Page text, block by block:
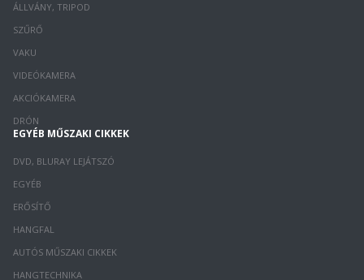
ÁLLVÁNY, TRIPOD
SZŰRŐ
VAKU
VIDEÓKAMERA
AKCIÓKAMERA
DRÓN
EGYÉB MŰSZAKI CIKKEK
DVD, BLURAY LEJÁTSZÓ
EGYÉB
ERŐSÍTŐ
HANGFAL
AUTÓS MŰSZAKI CIKKEK
HANGTECHNIKA